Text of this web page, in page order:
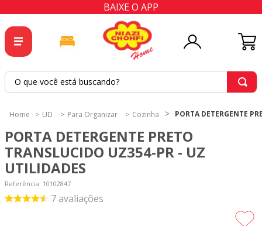
BAIXE O APP
O que você está buscando?
UD Para Organizar Cozinha PORTA DETERGENTE
PORTA DETERGENTE PRETO
TRANSLUCIDO UZ354-PR - UZ
UTILIDADES
Referência: 10102847
7avaliações
2º
tapete
3º
cortina
4º
tapetes
5
tecido percal